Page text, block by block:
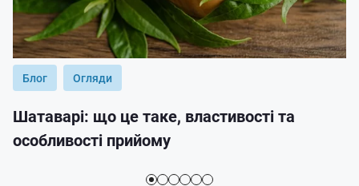
Блог Огляди
Шатаварі: що це таке, властивості та
особливості прийому